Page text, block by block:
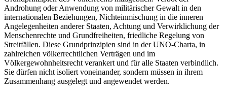
Androhung oder Anwendung von militärischer Gewalt in den
internationalen Beziehungen, Nichteinmischung in die inneren
Angelegenheiten anderer Staaten, Achtung und Verwirklichung der
Menschenrechte und Grundfreiheiten, friedliche Regelung von
Streitfällen. Diese Grundprinzipien sind in der UNO-Charta, in
zahlreichen völkerrechtlichen Verträgen und im
Völkergewohnheitsrecht verankert und für alle Staaten verbindlich.
Sie dürfen nicht isoliert voneinander, sondern müssen in ihrem
Zusammenhang ausgelegt und angewendet werden.